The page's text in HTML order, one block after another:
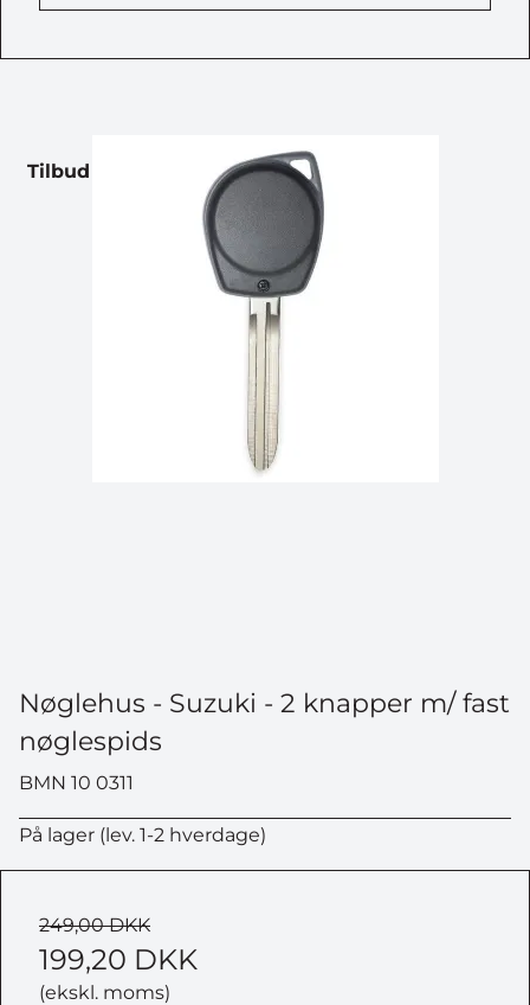
Tilbud
Nøglehus - Suzuki - 2 knapper m/ fast
nøglespids
BMN 10 0311
På lager (lev. 1-2 hverdage)
249,00 DKK
199,20 DKK
(ekskl. moms)